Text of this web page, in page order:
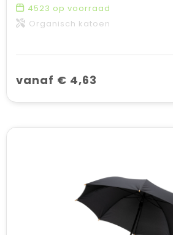
4523 op voorraad
Organisch katoen
vanaf € 4,63